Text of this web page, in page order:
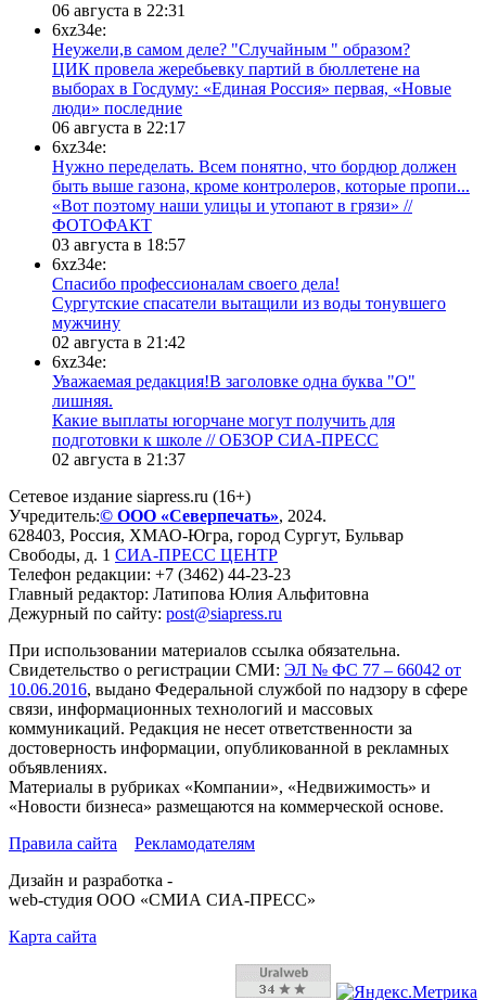
06 августа в 22:31
6xz34e:
Неужели,в самом деле? "Случайным " образом?
ЦИК провела жеребьевку партий в бюллетене на
выборах в Госдуму: «Единая Россия» первая, «Новые
люди» последние
06 августа в 22:17
6xz34e:
Нужно переделать. Всем понятно, что бордюр должен
быть выше газона, кроме контролеров, которые пропи...
«Вот поэтому наши улицы и утопают в грязи» //
ФОТОФАКТ
03 августа в 18:57
6xz34e:
Спасибо профессионалам своего дела!
Сургутские спасатели вытащили из воды тонувшего
мужчину
02 августа в 21:42
6xz34e:
Уважаемая редакция!В заголовке одна буква "О"
лишняя.
Какие выплаты югорчане могут получить для
подготовки к школе // ОБЗОР СИА-ПРЕСС
02 августа в 21:37
Сетевое издание siapress.ru (16+)
Учредитель:© ООО «Северпечать», 2024.
628403, Россия, ХМАО-Югра, город Сургут, Бульвар
Свободы, д. 1 СИА-ПРЕСС ЦЕНТР
Телефон редакции: +7 (3462) 44-23-23
Главный редактор: Латипова Юлия Альфитовна
Дежурный по сайту: post@siapress.ru
При использовании материалов ссылка обязательна.
Свидетельство о регистрации СМИ: ЭЛ № ФС 77 – 66042 от
10.06.2016, выдано Федеральной службой по надзору в сфере
связи, информационных технологий и массовых
коммуникаций. Редакция не несет ответственности за
достоверность информации, опубликованной в рекламных
объявлениях.
Материалы в рубриках «Компании», «Недвижимость» и
«Новости бизнеса» размещаются на коммерческой основе.
Правила сайта
Рекламодателям
Дизайн и разработка -
web-студия ООО «СМИА СИА-ПРЕСС»
Карта сайта